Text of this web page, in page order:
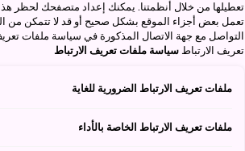
تعطيلها من خلال أنظمتنا. يمكنك إعداد متصفحك لحظر هذه
تعمل بعض أجزاء الموقع بشكل صحيح أو قد لا تتمكن
التواصل مع جهة الاتصال المذكورة في سياسة ملفات
تعريف الارتباط سياسة ملفات تعريف الارتباط
ملفات تعريف الارتباط الضرورية للغاية
ملفات تعريف الارتباط الخاصة بالأداء